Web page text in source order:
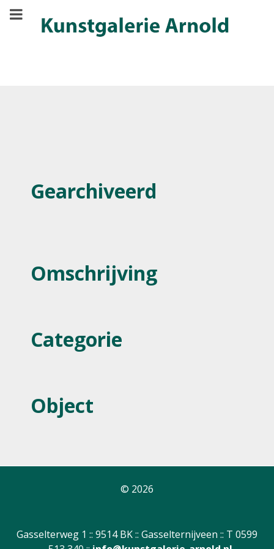
Gearchiveerd
Omschrijving
Categorie
Object
© 2026
Gasselterweg 1 :: 9514 BK :: Gasselternijveen :: T 0599